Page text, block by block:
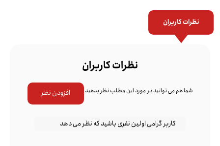
نظرات کاربران
نظرات کاربران
شما هم می توانید در مورد این مطلب نظر بدهید افزودن نظر
کاربر گرامی اولین نفری باشید که نظر می دهد